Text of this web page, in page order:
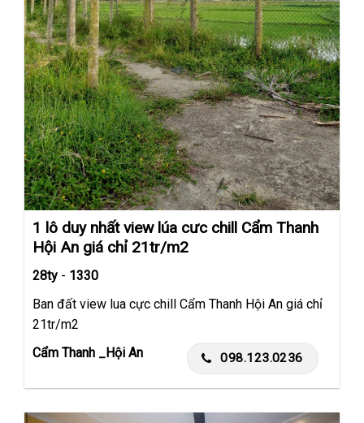
1 lô duy nhất view lúa cưc chill Cẩm Thanh
Hội An giá chỉ 21tr/m2
28ty - 1330
Ban đất view lua cực chill Cẩm Thanh Hội An giá chỉ
21tr/m2
Cẩm Thanh _Hội An
098.123.0236